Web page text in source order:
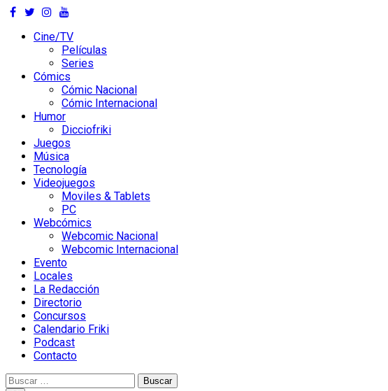
Skip
contentCine/TV
Películas
Series
Cómics
Cómic Nacional
Cómic Internacional
Humor
Dicciofriki
Juegos
Música
Tecnología
Videojuegos
Moviles & Tablets
PC
Webcómics
Webcomic Nacional
Webcomic Internacional
Evento
Locales
La Redacción
Directorio
Concursos
Calendario Friki
Podcast
Contacto
Buscar: